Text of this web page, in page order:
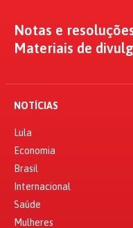
Notas e
Materiais de
NOTÍCIAS
Lula
Economia
Brasil
Internacional
Saúde
Mulheres